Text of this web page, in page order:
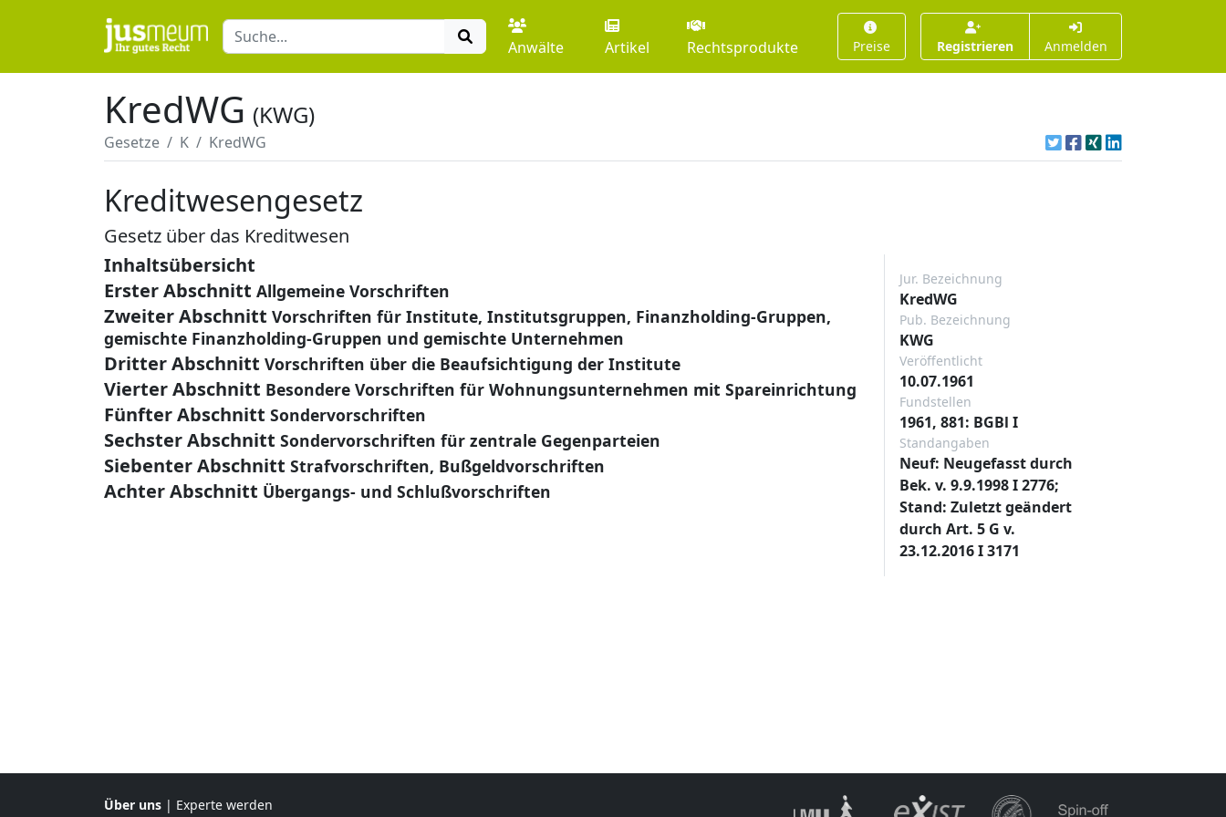
Anwälte Artikel Rechtsprodukte Preise Registrieren Anmelden
KredWG (KWG)
Gesetze K KredWG
Kreditwesengesetz
Gesetz über das Kreditwesen
Inhaltsübersicht
Erster Abschnitt Allgemeine Vorschriften
Zweiter Abschnitt Vorschriften für Institute, Institutsgruppen, Finanzholding-Gruppen,
gemischte Finanzholding-Gruppen und gemischte Unternehmen
Dritter Abschnitt Vorschriften über die Beaufsichtigung der Institute
Vierter Abschnitt Besondere Vorschriften für Wohnungsunternehmen mit Spareinrichtung
Fünfter Abschnitt Sondervorschriften
Sechster Abschnitt Sondervorschriften für zentrale Gegenparteien
Siebenter Abschnitt Strafvorschriften, Bußgeldvorschriften
Achter Abschnitt Übergangs- und Schlußvorschriften
Jur. Bezeichnung
KredWG
Pub. Bezeichnung
KWG
Veröffentlicht
10.07.1961
Fundstellen
1961, 881: BGBl I
Standangaben
Neuf: Neugefasst durch
Bek. v. 9.9.1998 I 2776;
Stand: Zuletzt geändert
durch Art. 5 G v.
23.12.2016 I 3171
Über uns | Experte werden